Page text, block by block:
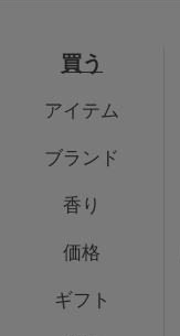
買う
アイテム
ブランド
香り
価格
ギフト